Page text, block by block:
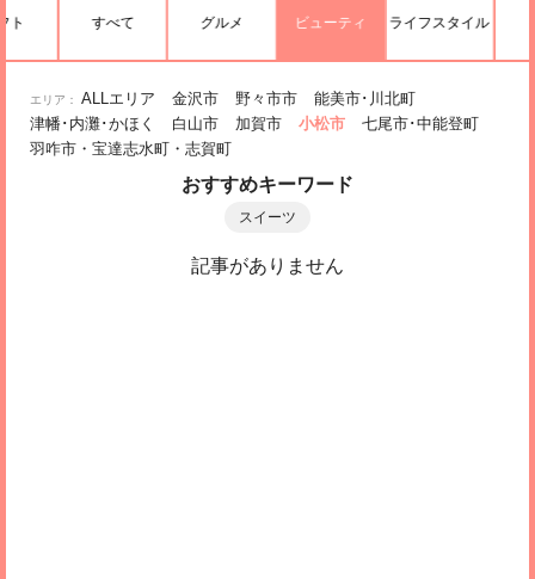
ト すべて グルメ ビューティ ライフスタイル
ALLエリア 金沢市 野々市市
能美市･川北町
津幡･内灘･かほく
白山市 加賀市 小松市
七尾市･中能登町
羽咋市・宝達志水町・志賀町
おすすめキーワード
スイーツ
記事がありません